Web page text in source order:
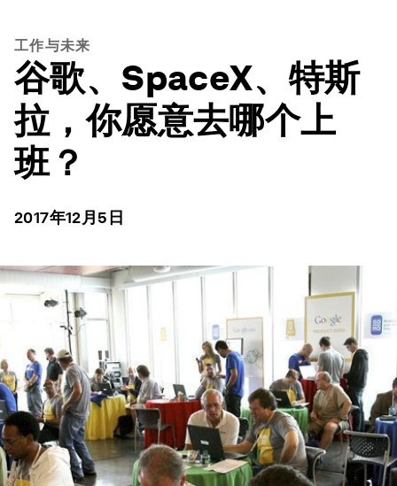
工作与未来
谷歌、SpaceX、特斯
拉，你愿意去哪个上
班？
2017年12月5日